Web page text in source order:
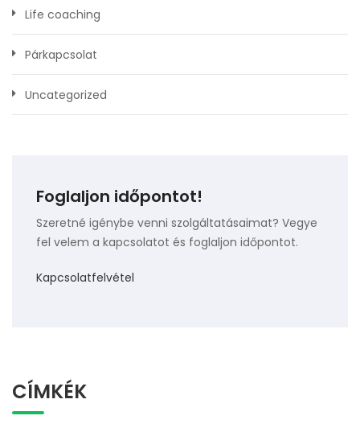
Life coaching
Párkapcsolat
Uncategorized
Foglaljon időpontot!
Szeretné igénybe venni szolgáltatásaimat? Vegye
fel velem a kapcsolatot és foglaljon időpontot.
Kapcsolatfelvétel
CÍMKÉK